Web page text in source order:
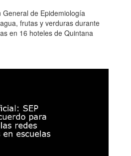
de Epidemiología
frutas y verduras durante
en 16 hoteles de Quintana